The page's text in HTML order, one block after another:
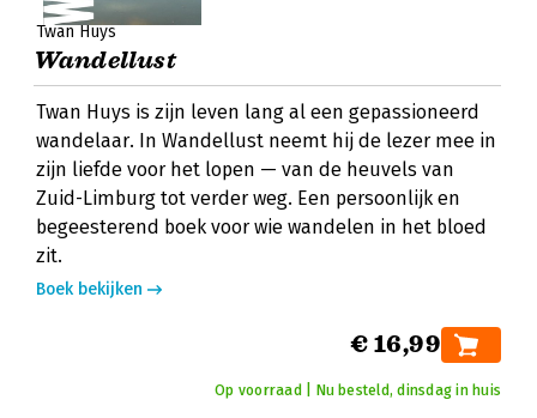
Twan Huys
Wandellust
Twan Huys is zijn leven lang al een gepassioneerd
wandelaar. In Wandellust neemt hij de lezer mee in
zijn liefde voor het lopen — van de heuvels van
Zuid-Limburg tot verder weg. Een persoonlijk en
begeesterend boek voor wie wandelen in het bloed
zit.
Boek bekijken
€ 16,99
Op voorraad | Nu besteld, dinsdag in huis